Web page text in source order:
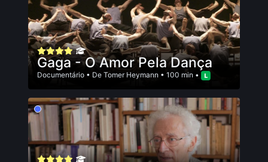
Gaga - O Amor Pela Dança
Documentário • De Tomer Heymann • 100 min •